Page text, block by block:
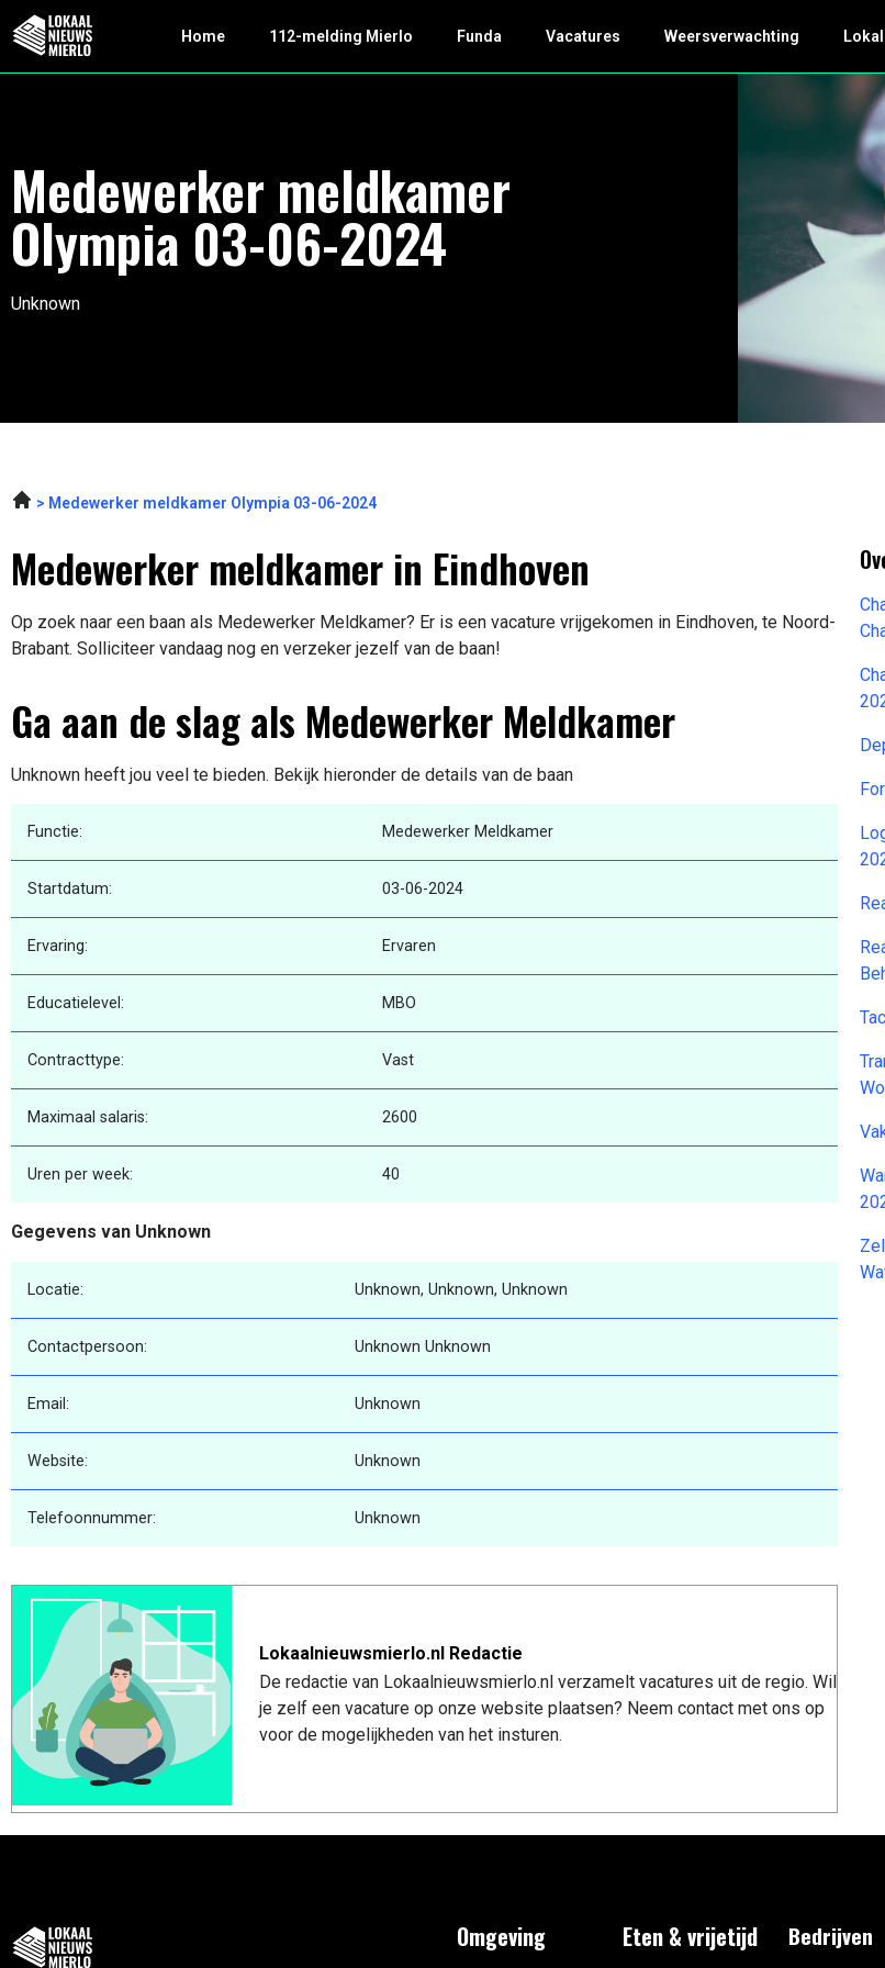
Home 112-melding Mierlo Funda Vacatures Weersverwachting
Medewerker meldkamer
Olympia 03-06-2024
Unknown
Medewerker meldkamer Olympia 03-06-2024
Medewerker meldkamer in Eindhoven
Op zoek naar een baan als Medewerker Meldkamer? Er is een vacature vrijgekomen in Eindhoven, te Noord-
Brabant. Solliciteer vandaag nog en verzeker jezelf van de baan!
Ga aan de slag als Medewerker Meldkamer
Unknown heeft jou veel te bieden. Bekijk hieronder de details van de baan
Functie: Medewerker Meldkamer
Startdatum: 03-06-2024
Ervaring: Ervaren
Educatielevel: MBO
Contracttype: Vast
Maximaal salaris: 2600
Uren per week: 40
Gegevens van Unknown
Locatie: Unknown, Unknown, Unknown
Contactpersoon: Unknown Unknown
Email: Unknown
Website: Unknown
Telefoonnummer: Unknown
Lokaalnieuwsmierlo.nl Redactie
De redactie van Lokaalnieuwsmierlo.nl verzamelt vacatures uit de regio. Wil
je zelf een vacature op onze website plaatsen? Neem contact met ons op
voor de mogelijkheden van het insturen.
Omgeving Eten & vrijetijd Bedrijven